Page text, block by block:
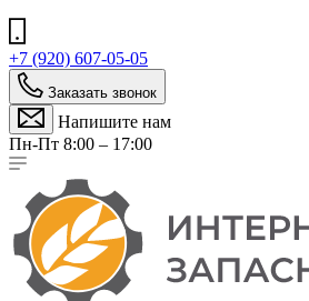
+7 (920) 607-05-05
Заказать звонок
Напишите нам
Пн-Пт 8:00 – 17:00